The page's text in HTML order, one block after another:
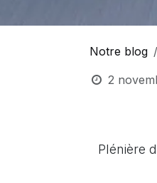
Notre blog
2
Plénière